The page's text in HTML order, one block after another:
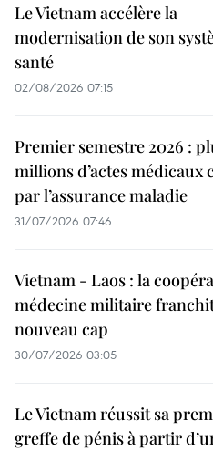
Le Vietnam accélère la
modernisation de son
santé
02/08/2026 07:15
Premier semestre 2026 :
millions d’actes médicaux
par l’assurance maladie
31/07/2026 07:46
Vietnam - Laos : la
médecine militaire
nouveau cap
30/07/2026 03:05
Le Vietnam réussit sa
greffe de pénis à partir